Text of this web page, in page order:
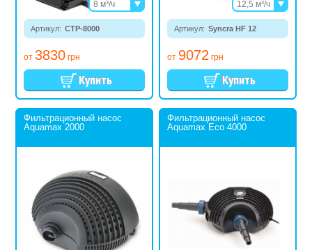
Артикул: CTP-8000
от 3830 грн
8 м³/ч
10 м³/ч
12 м³/ч
Артикул: Syncra HF 12
от 9072 грн
12,5 м³/ч
16 м³/ч
Фильтрационный насос
Aquamax 2000
Фильтрационный насос
Aquamax Eco 4000